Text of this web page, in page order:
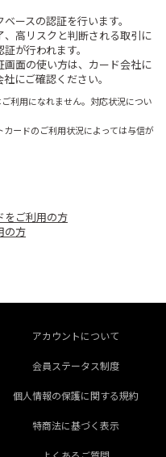
ースの認証を行います。
高リスクと判断される取引に
が行われます。
面の使い方は、カード会社に
にご確認ください。
利用になれません。対応状況につい
ードのご利用状況によっては与信が
をご利用の方
の方
アカウントについて
会員ステータス制度
個人情報の保護に関する規約
特商法に基づく表示